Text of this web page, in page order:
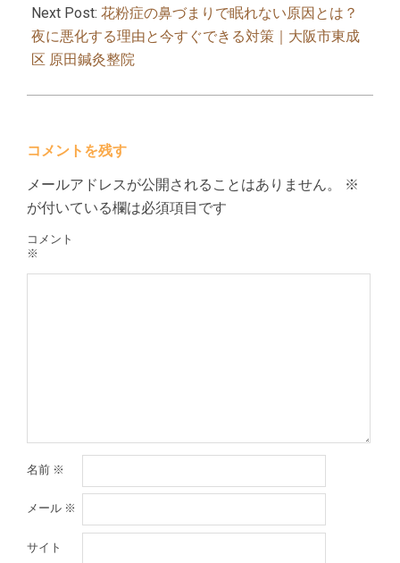
Next Post: 花粉症の鼻づまりで眠れない原因とは？
夜に悪化する理由と今すぐできる対策｜大阪市東成
区 原田鍼灸整院
コメントを残す
メールアドレスが公開されることはありません。
※
が付いている欄は必須項目です
コメント
※
名前 ※
メール ※
サイト